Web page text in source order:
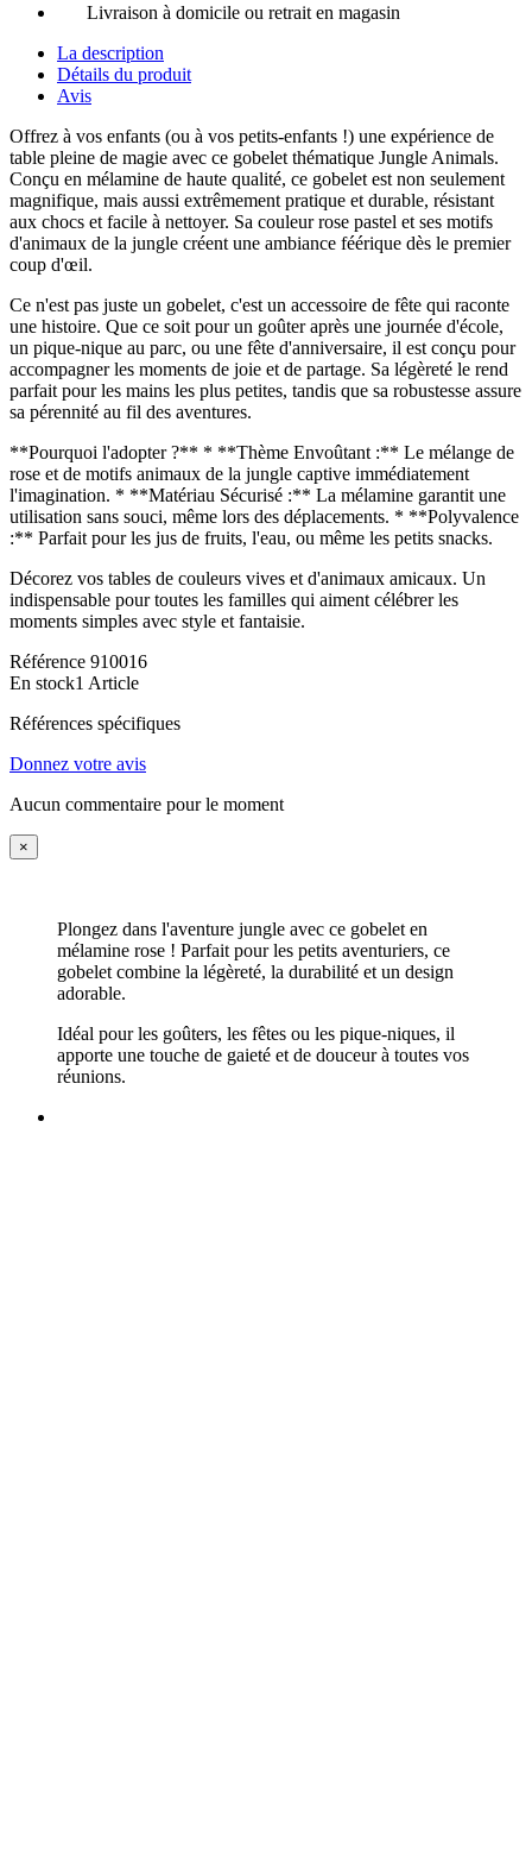
Livraison à domicile ou retrait en magasin
La description
Détails du produit
Avis
Offrez à vos enfants (ou à vos petits-enfants !) une expérience de
table pleine de magie avec ce gobelet thématique Jungle Animals.
Conçu en mélamine de haute qualité, ce gobelet est non seulement
magnifique, mais aussi extrêmement pratique et durable, résistant
aux chocs et facile à nettoyer. Sa couleur rose pastel et ses motifs
d'animaux de la jungle créent une ambiance féérique dès le premier
coup d'œil.
Ce n'est pas juste un gobelet, c'est un accessoire de fête qui raconte
une histoire. Que ce soit pour un goûter après une journée d'école,
un pique-nique au parc, ou une fête d'anniversaire, il est conçu pour
accompagner les moments de joie et de partage. Sa légèreté le rend
parfait pour les mains les plus petites, tandis que sa robustesse assure
sa pérennité au fil des aventures.
**Pourquoi l'adopter ?** * **Thème Envoûtant :** Le mélange de
rose et de motifs animaux de la jungle captive immédiatement
l'imagination. * **Matériau Sécurisé :** La mélamine garantit une
utilisation sans souci, même lors des déplacements. * **Polyvalence
:** Parfait pour les jus de fruits, l'eau, ou même les petits snacks.
Décorez vos tables de couleurs vives et d'animaux amicaux. Un
indispensable pour toutes les familles qui aiment célébrer les
moments simples avec style et fantaisie.
Référence 910016
En stock1 Article
Références spécifiques
Donnez votre avis
Aucun commentaire pour le moment
×
Plongez dans l'aventure jungle avec ce gobelet en
mélamine rose ! Parfait pour les petits aventuriers, ce
gobelet combine la légèreté, la durabilité et un design
adorable.
Idéal pour les goûters, les fêtes ou les pique-niques, il
apporte une touche de gaieté et de douceur à toutes vos
réunions.